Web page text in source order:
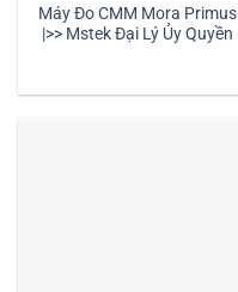
Máy Đo CMM Mora Primus
|>> Mstek Đại Lý Ủy Quyền